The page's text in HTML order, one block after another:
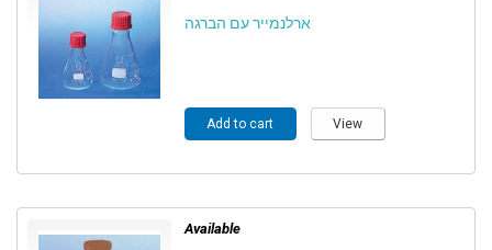
ארלנמייר עם הברגה
Add to cart View
Available